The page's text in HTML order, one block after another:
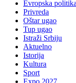
Evropska politika
Privreda
Oštar ugao
Tup ugao
Istraži Srbiju
Aktuelno
Istorija
Kultura
Sport
Expo 2027